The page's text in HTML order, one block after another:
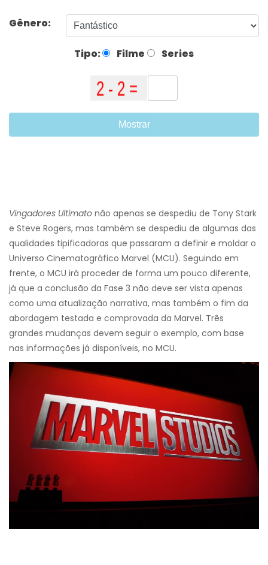
Gênero:
Tipo: Filme Series
Mostrar
Vingadores Ultimato não apenas se despediu de Tony Stark
e Steve Rogers, mas também se despediu de algumas das
qualidades tipificadoras que passaram a definir e moldar o
Universo Cinematográfico Marvel (MCU). Seguindo em
frente, o MCU irá proceder de forma um pouco diferente,
já que a conclusão da Fase 3 não deve ser vista apenas
como uma atualização narrativa, mas também o fim da
abordagem testada e comprovada da Marvel. Três
grandes mudanças devem seguir o exemplo, com base
nas informações já disponíveis, no MCU.